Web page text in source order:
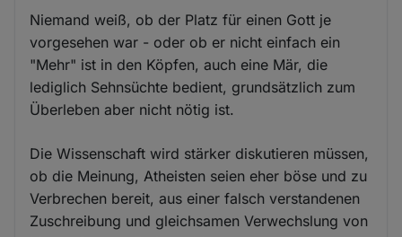
Niemand weiß, ob der Platz für einen Gott je
vorgesehen war - oder ob er nicht einfach ein
"Mehr" ist in den Köpfen, auch eine Mär, die
lediglich Sehnsüchte bedient, grundsätzlich zum
Überleben aber nicht nötig ist.
Die Wissenschaft wird stärker diskutieren müssen,
ob die Meinung, Atheisten seien eher böse und zu
Verbrechen bereit, aus einer falsch verstandenen
Zuschreibung und gleichsamen Verwechslung von